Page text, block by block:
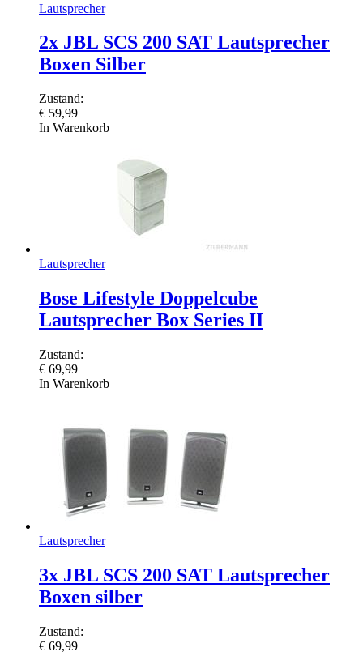
Lautsprecher
2x JBL SCS 200 SAT Lautsprecher
Boxen Silber
Zustand:
€ 59,99
In Warenkorb
Lautsprecher
Bose Lifestyle Doppelcube
Lautsprecher Box Series II
Zustand:
€ 69,99
In Warenkorb
Lautsprecher
3x JBL SCS 200 SAT Lautsprecher
Boxen silber
Zustand:
€ 69,99